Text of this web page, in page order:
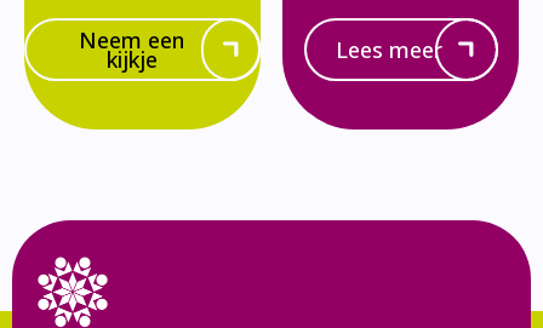
Neem een
kijkje Lees meer